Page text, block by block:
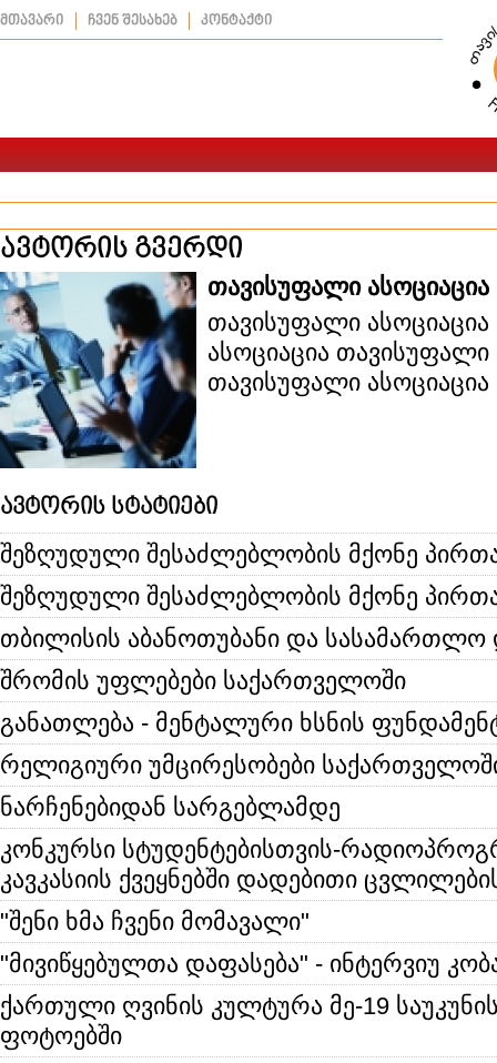
მთავარი ჩვენ შესახებ კონტაქტი
ავტორის გვერდი
თავისუფალი ასოციაცია
თავისუფალი
ასოციაცია თავისუფალი
თავისუფალი ასოციაცია
ავტორის სტატიები
შეზღუდული შესაძლებლობის მქონე
შეზღუდული შესაძლებლობის მქონე
თბილისის აბანოთუბანი და სასამართლო
შრომის უფლებები საქართველოში
განათლება - მენტალური ხსნის
რელიგიური უმცირესობები
ნარჩენებიდან სარგებლამდე
კონკურსი სტუდენტებისთვის-
კავკასიის ქვეყნებში დადებითი
"შენი ხმა ჩვენი მომავალი"
"მივიწყებულთა დაფასება" - ინტერვიუ
ქართული ღვინის კულტურა მე-19
ფოტოებში